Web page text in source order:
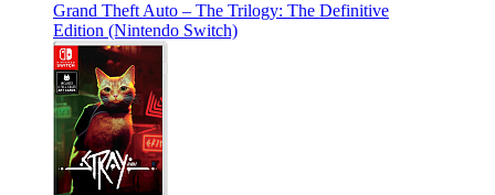
Grand Theft Auto – The Trilogy: The Definitive
Edition (Nintendo Switch)